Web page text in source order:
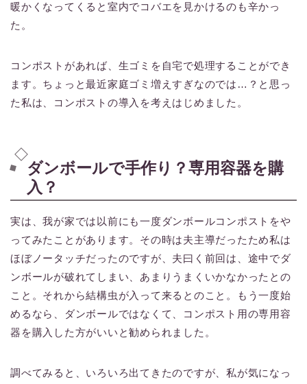
暖かくなってくると室内でコバエを見かけるのも辛かっ
た。
コンポストがあれば、生ゴミを自宅で処理することができ
ます。ちょっと最近家庭ゴミ増えすぎなのでは…？と思っ
た私は、コンポストの導入を考えはじめました。
ダンボールで手作り？専用容器を購
入？
実は、我が家では以前にも一度ダンボールコンポストをや
ってみたことがあります。その時は夫主導だったため私は
ほぼノータッチだったのですが、夫曰く前回は、途中でダ
ンボールが破れてしまい、あまりうまくいかなかったとの
こと。それから結構虫が入って来るとのこと。もう一度始
めるなら、ダンボールではなくて、コンポスト用の専用容
器を購入した方がいいと勧められました。
調べてみると、いろいろ出てきたのですが、私が気になっ